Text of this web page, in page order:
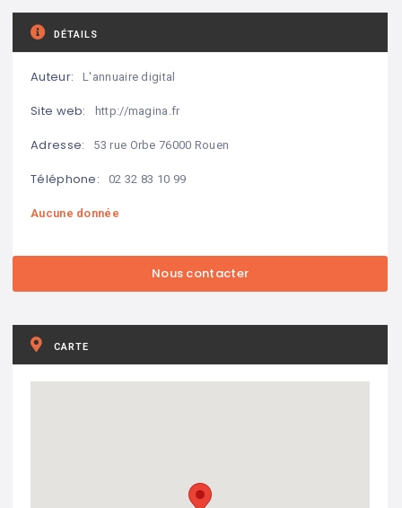
DÉTAILS
Auteur: L'annuaire digital
Site web: http://magina.fr
Adresse: 53 rue Orbe 76000 Rouen
Téléphone: 02 32 83 10 99
Aucune donnée
CARTE